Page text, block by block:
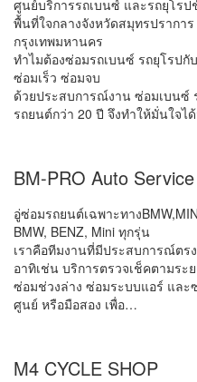
ศูนย์บริการรถเบนซ์ และรถยุโ
พื้นที่ใจกลางจังหวัดสมุทรปราก
กรุงเทพมหานคร
ทำไมต้องซ่อมรถเบนซ์ รถยุโรป
ซ่อมเร็ว ซ่อมจบ
ด้วยประสบการณ์งาน ซ่อมเบนซ์
รถยนต์กว่า 20 ปี จึงทำให้มั่นใจไ
BM-PRO​ Auto​ Service​
อู่ซ่อมรถยนต์เฉพาะทาง
BMW, BENZ, Mini​ ​ทุกรุ่น​
เราคือทีมงานที่มีประสบการณ์ตร
อาทิเช่น​ บริการตรวจเช็คตามระ
ซ่อมช่วงล่าง​ ซ่อมระบบแอร์​ แล
ศูนย์​ หรือมือสอง​ เพื่อ…
M4 CYCLE SHOP